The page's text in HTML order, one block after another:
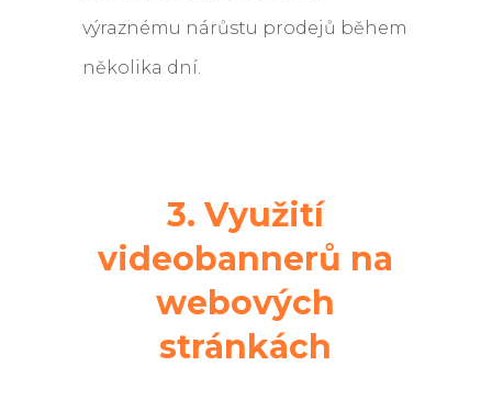
výraznému nárůstu prodejů během
několika dní.
3. Využití
videobannerů na
webových
stránkách